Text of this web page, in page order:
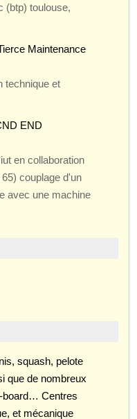
(btp) toulouse,
Maintenance
technique et
END
en collaboration
couplage d'un
avec une machine
squash, pelote
que de nombreux
board… Centres
et mécanique